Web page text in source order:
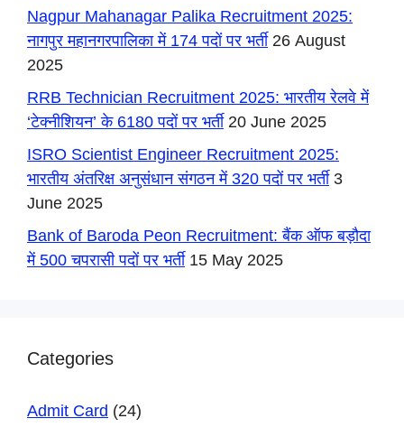
Nagpur Mahanagar Palika Recruitment 2025:
नागपुर महानगरपालिका में 174 पदों पर भर्ती 26 August
2025
RRB Technician Recruitment 2025: भारतीय रेलवे में
‘टेक्नीशियन’ के 6180 पदों पर भर्ती 20 June 2025
ISRO Scientist Engineer Recruitment 2025:
भारतीय अंतरिक्ष अनुसंधान संगठन में 320 पदों पर भर्ती 3
June 2025
Bank of Baroda Peon Recruitment: बैंक ऑफ बड़ौदा
में 500 चपरासी पदों पर भर्ती 15 May 2025
Categories
Admit Card (24)